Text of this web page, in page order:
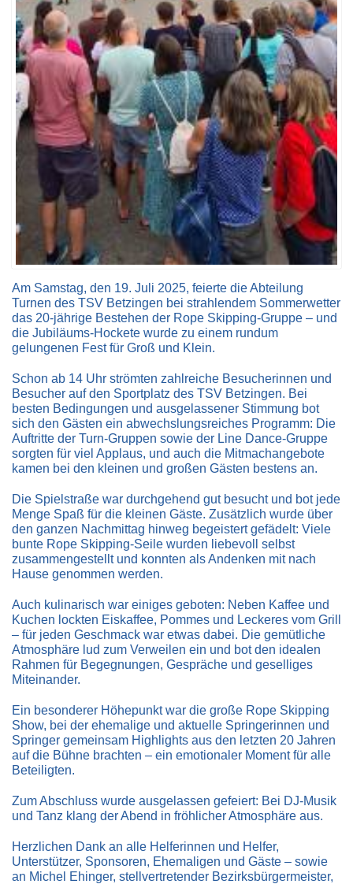
Am Samstag, den 19. Juli 2025, feierte die Abteilung
Turnen des TSV Betzingen bei strahlendem Sommerwetter
das 20-jährige Bestehen der Rope Skipping-Gruppe – und
die Jubiläums-Hockete wurde zu einem rundum
gelungenen Fest für Groß und Klein.
Schon ab 14 Uhr strömten zahlreiche Besucherinnen und
Besucher auf den Sportplatz des TSV Betzingen. Bei
besten Bedingungen und ausgelassener Stimmung bot
sich den Gästen ein abwechslungsreiches Programm: Die
Auftritte der Turn-Gruppen sowie der Line Dance-Gruppe
sorgten für viel Applaus, und auch die Mitmachangebote
kamen bei den kleinen und großen Gästen bestens an.
Die Spielstraße war durchgehend gut besucht und bot jede
Menge Spaß für die kleinen Gäste. Zusätzlich wurde über
den ganzen Nachmittag hinweg begeistert gefädelt: Viele
bunte Rope Skipping-Seile wurden liebevoll selbst
zusammengestellt und konnten als Andenken mit nach
Hause genommen werden.
Auch kulinarisch war einiges geboten: Neben Kaffee und
Kuchen lockten Eiskaffee, Pommes und Leckeres vom Grill
– für jeden Geschmack war etwas dabei. Die gemütliche
Atmosphäre lud zum Verweilen ein und bot den idealen
Rahmen für Begegnungen, Gespräche und geselliges
Miteinander.
Ein besonderer Höhepunkt war die große Rope Skipping
Show, bei der ehemalige und aktuelle Springerinnen und
Springer gemeinsam Highlights aus den letzten 20 Jahren
auf die Bühne brachten – ein emotionaler Moment für alle
Beteiligten.
Zum Abschluss wurde ausgelassen gefeiert: Bei DJ-Musik
und Tanz klang der Abend in fröhlicher Atmosphäre aus.
Herzlichen Dank an alle Helferinnen und Helfer,
Unterstützer, Sponsoren, Ehemaligen und Gäste – sowie
an Michel Ehinger, stellvertretender Bezirksbürgermeister,